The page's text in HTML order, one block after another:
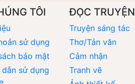
TÔI
sử dụng
bảo mật
sử dụng
ĐỌC TRUYỆN
Truyện sáng tác
Thơ/Tản văn
Cảm nhận
Tranh vẽ